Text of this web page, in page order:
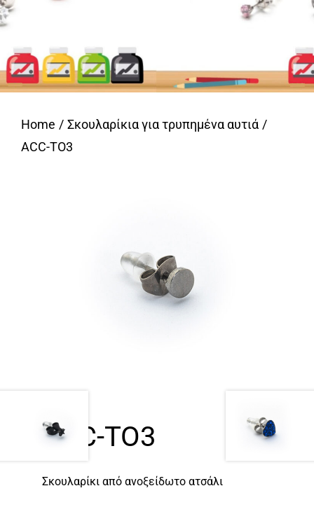
Home
Σκουλαρίκια για τρυπημένα αυτιά
ACC-TO3
ACC-TO3
Σκουλαρίκι από ανοξείδωτο ατσάλι